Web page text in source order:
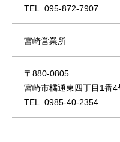
TEL. 095-872-7907
宮崎営業所
〒880-0805
宮崎市橘通東四丁目1番4
TEL. 0985-40-2354